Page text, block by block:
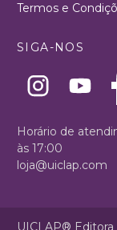
Termos e
SIGA-NOS
Horário de
às 17:00
loja@uiclap.com